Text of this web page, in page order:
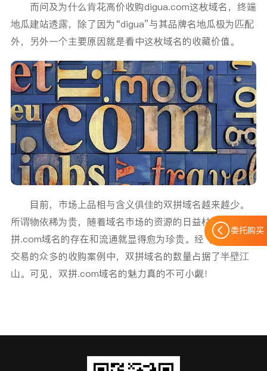
而问及为什么肯花高价收购digua.com这枚域名，终端
地瓜建站透露，除了因为“digua”与其品牌名地瓜极为匹配
外，另外一个主要原因就是看中这枚域名的收藏价值。
目前，市场上品相与含义俱佳的双拼域名越来越少。
所谓物依稀为贵，随着域名市场的资源的日益枯竭，双
拼.com域名的存在和流通就显得愈为珍贵。经【雷米网】
交易的众多的收购案例中，双拼域名的数量占据了半壁江
山。可见，双拼.com域名的魅力真的不可小觑！
委托购买